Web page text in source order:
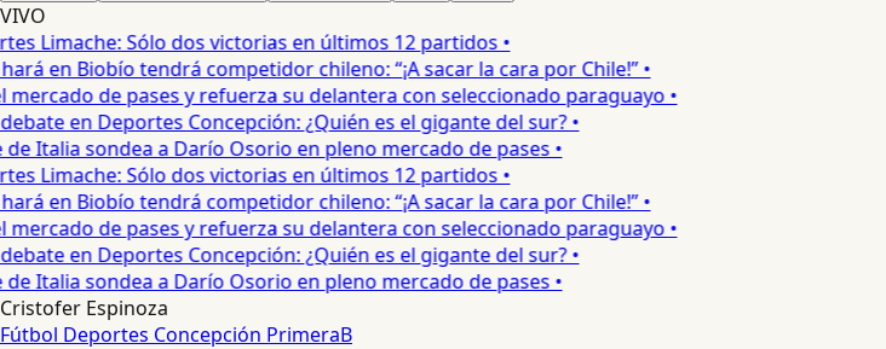
VIVO
Limache: Sólo dos victorias en últimos 12 partidos •
en Biobío tendrá competidor chileno: “¡A sacar la cara por Chile!” •
de pases y refuerza su delantera con seleccionado paraguayo •
en Deportes Concepción: ¿Quién es el gigante del sur? •
Italia sondea a Darío Osorio en pleno mercado de pases •
Limache: Sólo dos victorias en últimos 12 partidos •
en Biobío tendrá competidor chileno: “¡A sacar la cara por Chile!” •
de pases y refuerza su delantera con seleccionado paraguayo •
en Deportes Concepción: ¿Quién es el gigante del sur? •
Italia sondea a Darío Osorio en pleno mercado de pases •
Cristofer Espinoza
Fútbol Deportes Concepción PrimeraB